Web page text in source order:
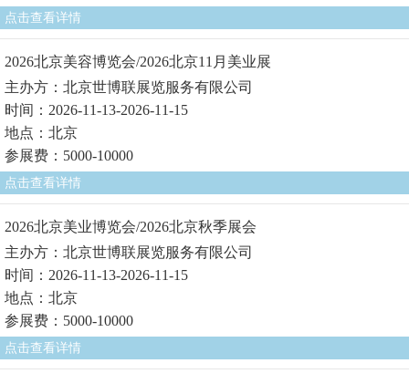
点击查看详情
2026北京美容博览会/2026北京11月美业展
主办方：北京世博联展览服务有限公司
时间：2026-11-13-2026-11-15
地点：北京
参展费：5000-10000
点击查看详情
2026北京美业博览会/2026北京秋季展会
主办方：北京世博联展览服务有限公司
时间：2026-11-13-2026-11-15
地点：北京
参展费：5000-10000
点击查看详情